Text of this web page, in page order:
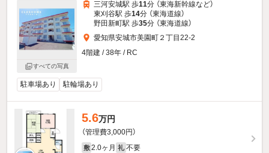
すべての写真
三河安城駅 歩11分 （東海新幹線など）
東刈谷駅 歩14分 （東海道線）
野田新町駅 歩35分 （東海道線）
愛知県安城市美園町２丁目22-2
4階建 / 38年 / RC
駐車場あり 駐輪場あり
5.6万円
（管理費3,000円）
敷 2.0ヶ月 礼 不要